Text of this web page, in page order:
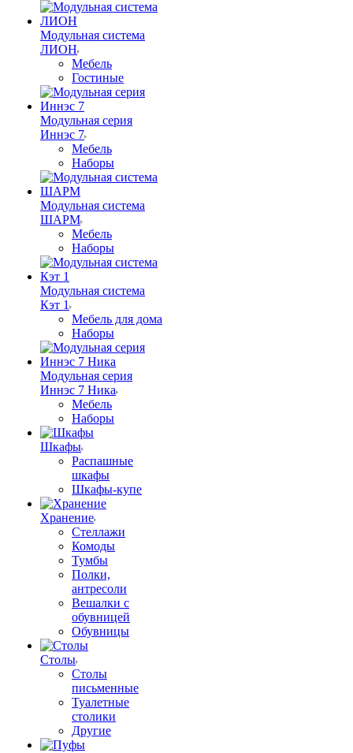
Модульная система
ЛИОН
Мебель
Гостиные
Модульная серия
Иннэс 7
Мебель
Наборы
Модульная система
ШАРМ
Мебель
Наборы
Модульная система
Кэт 1
Мебель для дома
Наборы
Модульная серия
Иннэс 7 Ника
Мебель
Наборы
Шкафы
Распашные
шкафы
Шкафы-купе
Хранение
Стеллажи
Комоды
Тумбы
Полки,
антресоли
Вешалки с
обувницей
Обувницы
Столы
Столы
письменные
Туалетные
столики
Другие